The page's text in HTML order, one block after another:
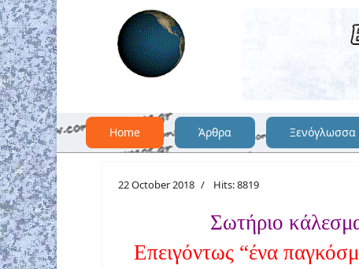
Home Άρθρα Ξενόγλωσσα
22 October 2018 Hits: 8819
Σωτήριο
Επειγόντως “ένα